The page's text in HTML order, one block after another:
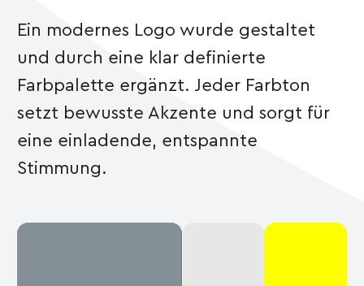
Ein modernes Logo wurde gestaltet
und durch eine klar definierte
Farbpalette ergänzt. Jeder Farbton
setzt bewusste Akzente und sorgt für
eine einladende, entspannte
Stimmung.